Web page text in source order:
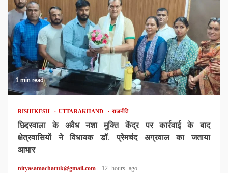
1 min read
RISHIKESH UTTARAKHAND राजनीति
छिद्दरवाला के अवैध नशा मुक्ति केंद्र पर कार्रवाई के बाद
क्षेत्रवासियों ने विधायक डॉ. प्रेमचंद अग्रवाल का जताया
आभार
nityasamacharuk@gmail.com 12 hours ago